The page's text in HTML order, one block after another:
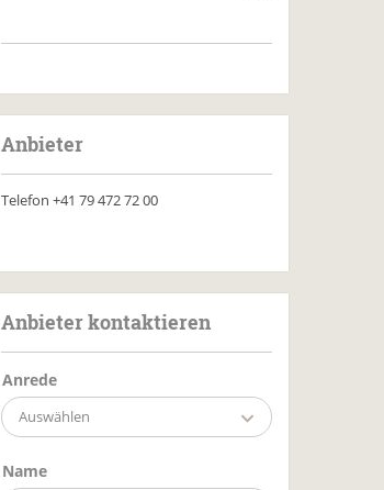
Anbieter
Telefon +41 79 472 72 00
Anbieter kontaktieren
Anrede
Auswählen
Name